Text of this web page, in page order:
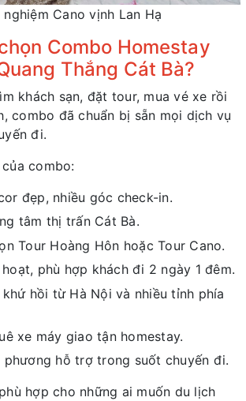
nghiệm Cano vịnh Lan Hạ
Combo Homestay
Thắng Cát Bà?
khách sạn, đặt tour, mua vé xe rồi
combo đã chuẩn bị sẵn mọi dịch vụ
đi.
combo:
đẹp, nhiều góc check-in.
tâm thị trấn Cát Bà.
Tour Hoàng Hôn hoặc Tour Cano.
phù hợp khách đi 2 ngày 1 đêm.
hồi từ Hà Nội và nhiều tỉnh phía
xe máy giao tận homestay.
phương hỗ trợ trong suốt chuyến đi.
hợp cho những ai muốn du lịch